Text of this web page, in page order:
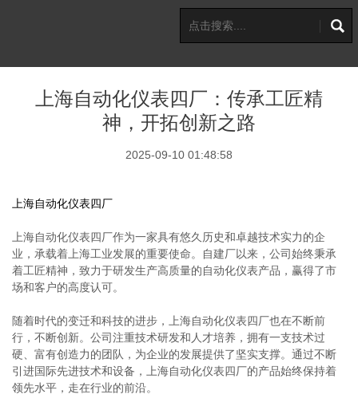
上海自动化仪表四厂：传承工匠精
神，开拓创新之路
2025-09-10 01:48:58
上海自动化仪表四厂
上海自动化仪表四厂作为一家具有悠久历史和卓越技术实力的企
业，承载着上海工业发展的重要使命。自建厂以来，公司始终秉承
着工匠精神，致力于研发生产高质量的自动化仪表产品，赢得了市
场和客户的高度认可。
随着时代的变迁和科技的进步，上海自动化仪表四厂也在不断前
行，不断创新。公司注重技术研发和人才培养，拥有一支技术过
硬、富有创造力的团队，为企业的发展提供了坚实支撑。通过不断
引进国际先进技术和设备，上海自动化仪表四厂的产品始终保持着
领先水平，走在行业的前沿。